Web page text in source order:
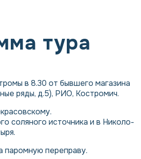
тура
в 8.30 от бывшего магазина
ряды, д.5), РИО, Костромич.
соляного источника и в Николо-
паромную переправу.